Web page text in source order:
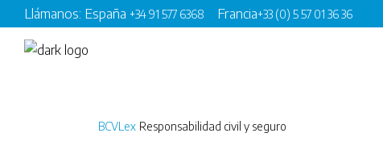
Llámanos: España +34 91 577 6368 Francia+33 (0) 5 57 01 36 36
BCVLex Responsabilidad civil y seguro